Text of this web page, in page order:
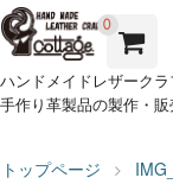
0
ハンドメイドレザーク
手作り革製品の製作・販
トップページ